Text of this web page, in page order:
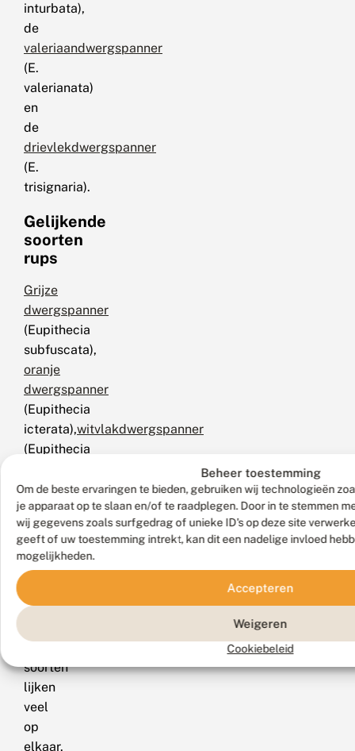
Beheer toestemming
Om de beste ervaringen te bieden, gebruiken wij technologieën
je apparaat op te slaan en/of te raadplegen. Door in te stemmen
wij gegevens zoals surfgedrag of unieke ID's op deze site
geeft of uw toestemming intrekt, kan dit een nadelige invloed
mogelijkheden.
Accepteren
Weigeren
Cookiebeleid
inturbata),
de
valeriaandwergspanner
(E.
valerianata)
en
de
drievlekdwergspanner
(E.
trisignaria).
Gelijkende
soorten
rups
Grijze
dwergspanner
(Eupithecia
subfuscata),
oranje
dwergspanner
(Eupithecia
icterata),witvlakdwergspanner
(Eupithecia
en
meldedwergspanner
(Eupithecia
simpliciata).
De
van
soorten
lijken
veel
op
elkaar.